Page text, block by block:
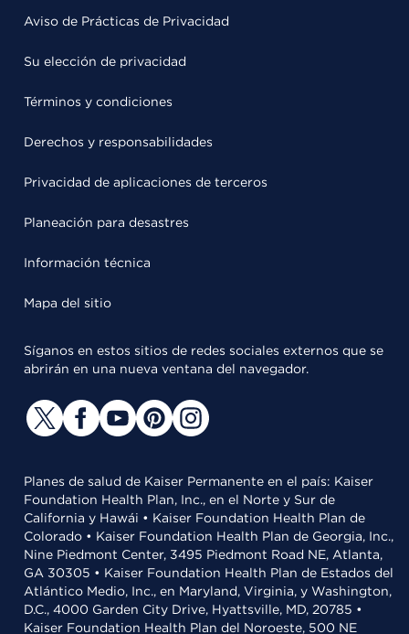
Aviso de Prácticas de Privacidad
Su elección de privacidad
Términos y condiciones
Derechos y responsabilidades
Privacidad de aplicaciones de terceros
Planeación para desastres
Información técnica
Mapa del sitio
Síganos en estos sitios de redes sociales externos que se
abrirán en una nueva ventana del navegador.
Planes de salud de Kaiser Permanente en el país: Kaiser
Foundation Health Plan, Inc., en el Norte y Sur de
California y Hawái • Kaiser Foundation Health Plan de
Colorado • Kaiser Foundation Health Plan de Georgia, Inc.,
Nine Piedmont Center, 3495 Piedmont Road NE, Atlanta,
GA 30305 • Kaiser Foundation Health Plan de Estados del
Atlántico Medio, Inc., en Maryland, Virginia, y Washington,
D.C., 4000 Garden City Drive, Hyattsville, MD, 20785 •
Kaiser Foundation Health Plan del Noroeste, 500 NE